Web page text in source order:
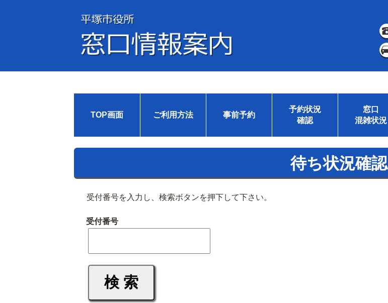
TOP画面 ご利用方法 事前予約
予約状況
確認
窓口
混雑状況
待ち状況確認
受付番号を入力し、検索ボタンを押下して下さい。
受付番号